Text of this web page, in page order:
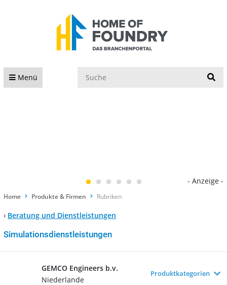
Menü
- Anzeige -
Home Produkte & Firmen Rubriken
› Beratung und Dienstleistungen
Simulationsdienstleistungen
GEMCO Engineers b.v.
Niederlande
Produktkategorien